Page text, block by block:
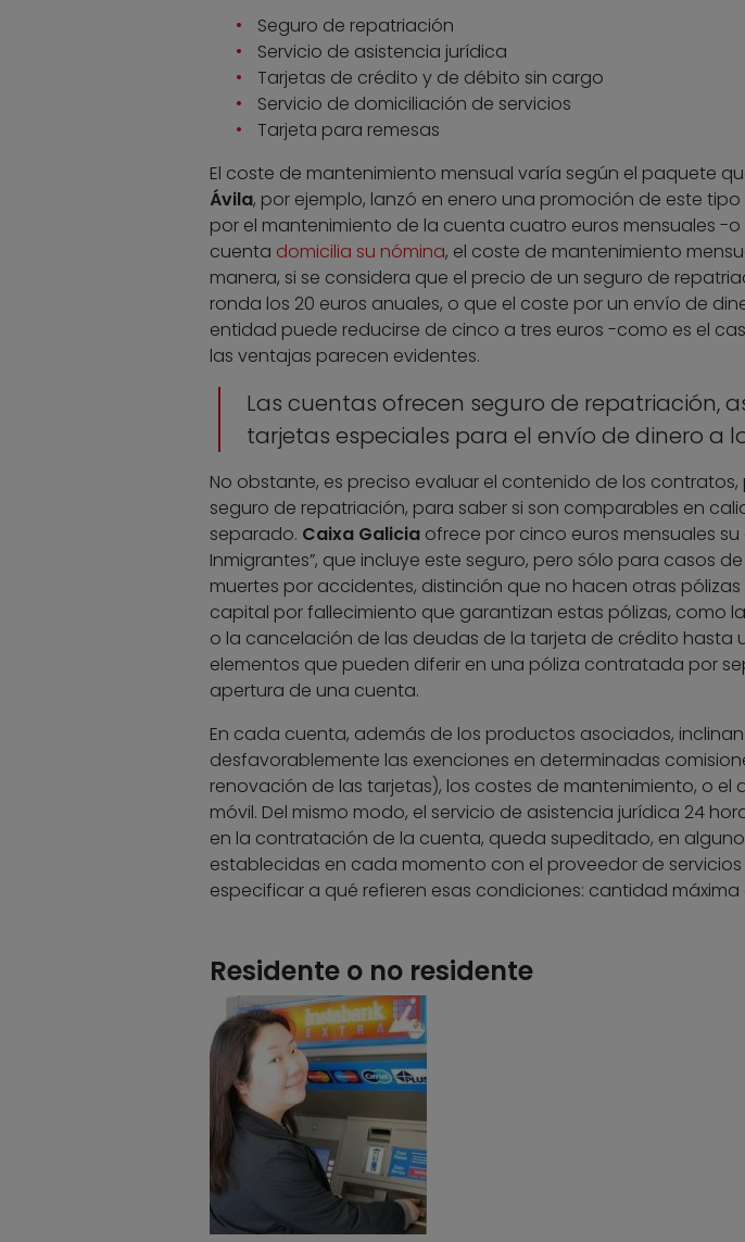
Seguro de repatriación
Servicio de asistencia jurídica
Tarjetas de crédito y de débito sin cargo
Servicio de domiciliación de servicios
Tarjeta para remesas
El coste de mantenimiento mensual varía según el paquete
Ávila, por ejemplo, lanzó en enero una promoción de este
por el mantenimiento de la cuenta cuatro euros mensuales -o
cuenta domicilia su nómina, el coste de mantenimiento
manera, si se considera que el precio de un seguro de
ronda los 20 euros anuales, o que el coste por un envío de
entidad puede reducirse de cinco a tres euros -como es el
las ventajas parecen evidentes.
Las cuentas ofrecen seguro de repatriación,
tarjetas especiales para el envío de dinero a
No obstante, es preciso evaluar el contenido de los
seguro de repatriación, para saber si son comparables en
separado. Caixa Galiciaofrece por cinco euros mensuales su
Inmigrantes”, que incluye este seguro, pero sólo para casos
muertes por accidentes, distinción que no hacen otras pólizas
capital por fallecimiento que garantizan estas pólizas, como
o la cancelación de las deudas de la tarjeta de crédito hasta
elementos que pueden diferir en una póliza contratada por
apertura de una cuenta.
En cada cuenta, además de los productos asociados,
desfavorablemente las exenciones en determinadas
renovación de las tarjetas), los costes de mantenimiento, o el
móvil. Del mismo modo, el servicio de asistencia jurídica 24
en la contratación de la cuenta, queda supeditado, en
establecidas en cada momento con el proveedor de servicios
especificar a qué refieren esas condiciones: cantidad
Residente o no residente